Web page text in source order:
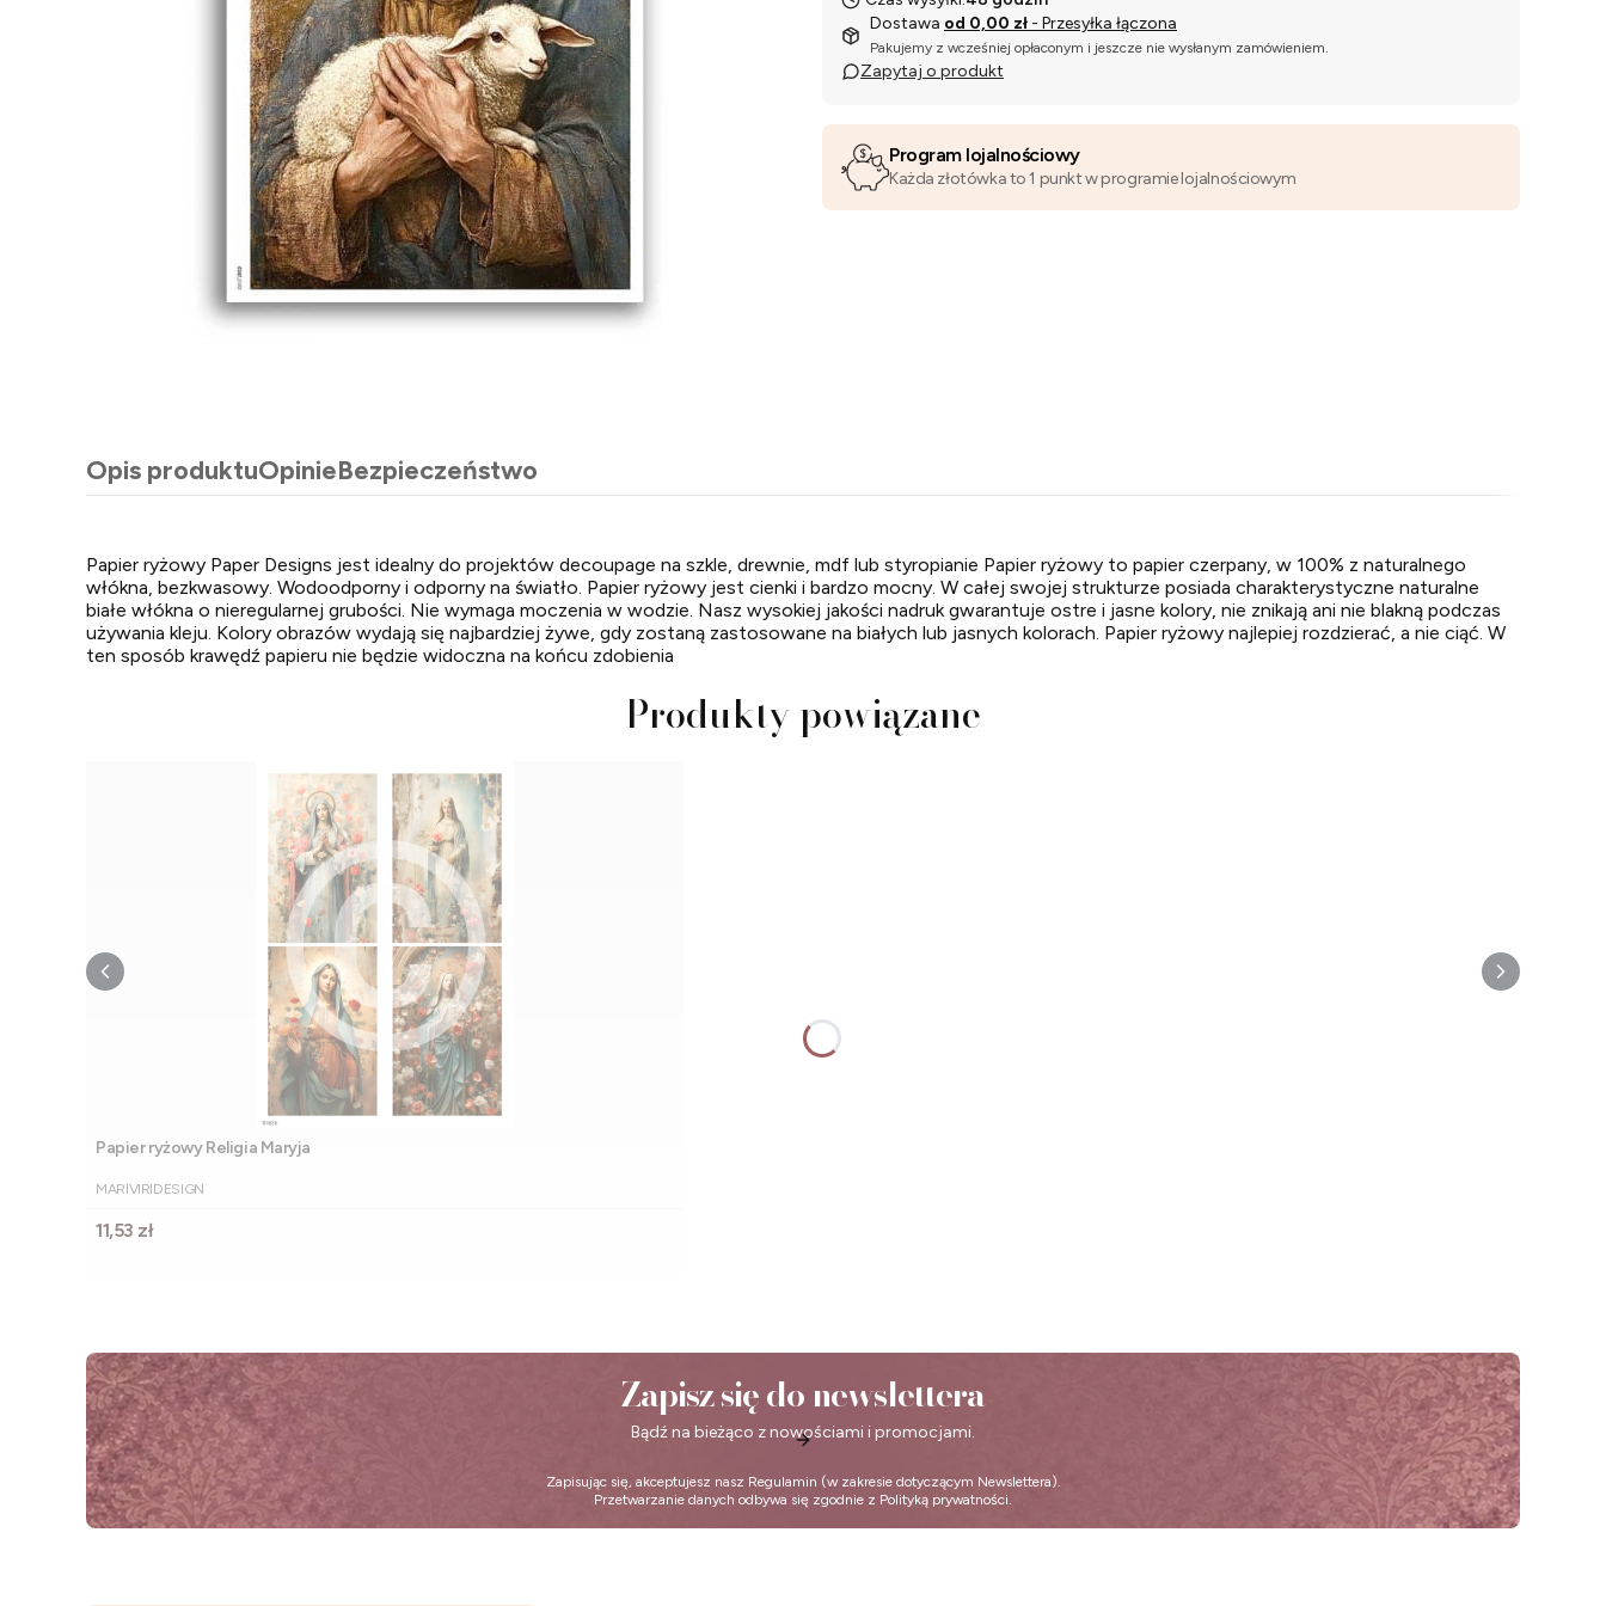
Dostawa od 0,00 zł - Przesyłka łączona
Pakujemy z wcześniej opłaconym i jeszcze nie wysłanym zamówieniem.
Zapytaj o produkt
Program lojalnościowy
Każda złotówka to 1 punkt w programie lojalnościowym
Opis produktuOpinieBezpieczeństwo
Papier ryżowy Paper Designs jest idealny do projektów decoupage na szkle, drewnie, mdf lub styropianie Papier ryżowy to papier czerpany, w 100% z naturalnego
włókna, bezkwasowy. Wodoodporny i odporny na światło. Papier ryżowy jest cienki i bardzo mocny. W całej swojej strukturze posiada charakterystyczne naturalne
białe włókna o nieregularnej grubości. Nie wymaga moczenia w wodzie. Nasz wysokiej jakości nadruk gwarantuje ostre i jasne kolory, nie znikają ani nie blakną podczas
używania kleju. Kolory obrazów wydają się najbardziej żywe, gdy zostaną zastosowane na białych lub jasnych kolorach. Papier ryżowy najlepiej rozdzierać, a nie ciąć. W
ten sposób krawędź papieru nie będzie widoczna na końcu zdobienia
Produkty powiązane
Papier ryżowy Religia Maryja
PRODUCENT
MARIVIRIDESIGN
Cena
11,53 zł
Zapisz się do newslettera
Bądź na bieżąco z nowościami i promocjami.
Zapisując się, akceptujesz nasz Regulamin (w zakresie dotyczącym Newslettera).
Przetwarzanie danych odbywa się zgodnie z Polityką prywatności.